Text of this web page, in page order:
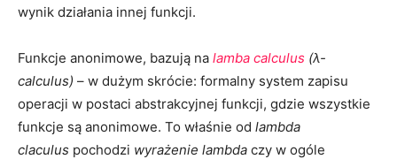
wynik działania innej funkcji.
Funkcje anonimowe, bazują na lamba calculus (λ-
calculus) – w dużym skrócie: formalny system zapisu
operacji w postaci abstrakcyjnej funkcji, gdzie wszystkie
funkcje są anonimowe. To właśnie od lambda
claculus pochodzi wyrażenie lambda czy w ogóle